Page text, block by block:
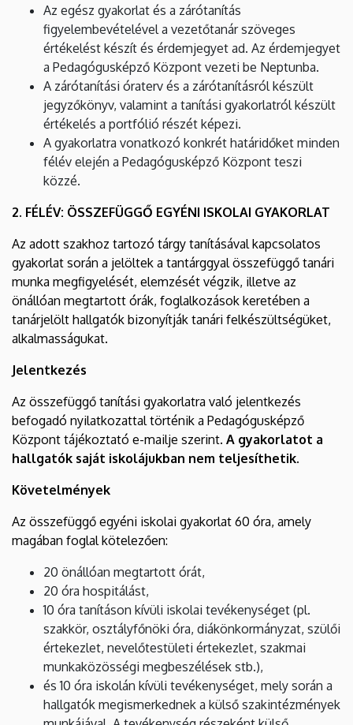
Az egész gyakorlat és a zárótanítás
figyelembevételével a vezetőtanár szöveges
értékelést készít és érdemjegyet ad. Az érdemjegyet
a Pedagógusképző Központ vezeti be Neptunba.
A zárótanítási óraterv és a zárótanításról készült
jegyzőkönyv, valamint a tanítási gyakorlatról készült
értékelés a portfólió részét képezi.
A gyakorlatra vonatkozó konkrét határidőket minden
félév elején a Pedagógusképző Központ teszi
közzé.
2. FÉLÉV: ÖSSZEFÜGGŐ EGYÉNI ISKOLAI GYAKORLAT
Az adott szakhoz tartozó tárgy tanításával kapcsolatos
gyakorlat során a jelöltek a tantárggyal összefüggő tanári
munka megfigyelését, elemzését végzik, illetve az
önállóan megtartott órák, foglalkozások keretében a
tanárjelölt hallgatók bizonyítják tanári felkészültségüket,
alkalmasságukat.
Jelentkezés
Az összefüggő tanítási gyakorlatra való jelentkezés
befogadó nyilatkozattal történik a Pedagógusképző
Központ tájékoztató e-mailje szerint. A gyakorlatot a
hallgatók saját iskolájukban nem teljesíthetik.
Követelmények
Az összefüggő egyéni iskolai gyakorlat 60 óra, amely
magában foglal kötelezően:
20 önállóan megtartott órát,
20 óra hospitálást,
10 óra tanításon kívüli iskolai tevékenységet (pl.
szakkör, osztályfőnöki óra, diákönkormányzat, szülői
értekezlet, nevelőtestületi értekezlet, szakmai
munkaközösségi megbeszélések stb.),
és 10 óra iskolán kívüli tevékenységet, mely során a
hallgatók megismerkednek a külső szakintézmények